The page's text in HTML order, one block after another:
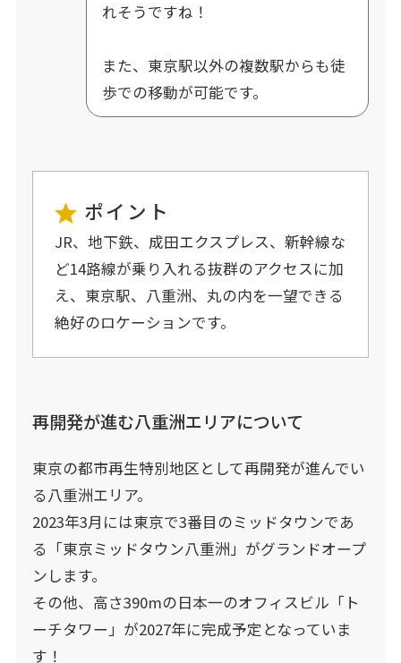
れそうですね！
また、東京駅以外の複数駅からも徒
歩での移動が可能です。
ポイント
JR、地下鉄、成田エクスプレス、新幹線な
ど14路線が乗り入れる抜群のアクセスに加
え、東京駅、八重洲、丸の内を一望できる
絶好のロケーションです。
再開発が進む八重洲エリアについて
東京の都市再生特別地区として再開発が進んでい
る八重洲エリア。
2023年3月には東京で3番目のミッドタウンであ
る「東京ミッドタウン八重洲」がグランドオープ
ンします。
その他、高さ390mの日本一のオフィスビル「ト
ーチタワー」が2027年に完成予定となっていま
す！